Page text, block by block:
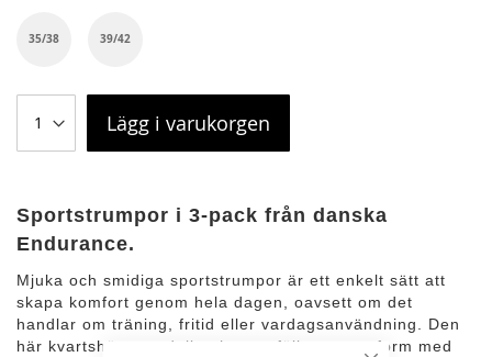
35/38 39/42
Lägg i varukorgen
Sportstrumpor i 3-pack från danska
Endurance.
Mjuka och smidiga sportstrumpor är ett enkelt sätt att
skapa komfort genom hela dagen, oavsett om det
handlar om träning, fritid eller vardagsanvändning. Den
här kvartshöga modellen har en följsam passform med